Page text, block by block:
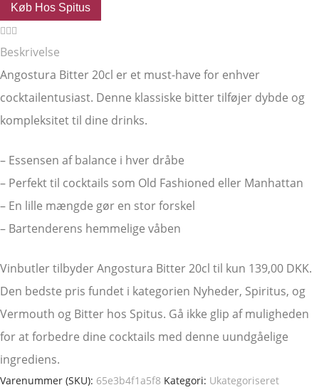
Køb Hos Spitus
Beskrivelse
Angostura Bitter 20cl er et must-have for enhver
cocktailentusiast. Denne klassiske bitter tilføjer dybde og
kompleksitet til dine drinks.
– Essensen af balance i hver dråbe
– Perfekt til cocktails som Old Fashioned eller Manhattan
– En lille mængde gør en stor forskel
– Bartenderens hemmelige våben
Vinbutler tilbyder Angostura Bitter 20cl til kun 139,00 DKK.
Den bedste pris fundet i kategorien Nyheder, Spiritus, og
Vermouth og Bitter hos Spitus. Gå ikke glip af muligheden
for at forbedre dine cocktails med denne uundgåelige
ingrediens.
Varenummer (SKU): 65e3b4f1a5f8 Kategori: Ukategoriseret